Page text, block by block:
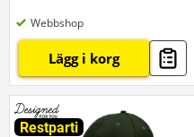
Webbshop
Lägg i korg
Restparti